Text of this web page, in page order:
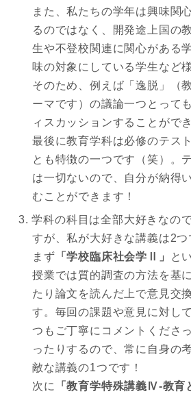
また、私たちの学年は興味関
るのではなく、開発途上国の
生や不登校関連に関心がある
味の対象にしている学生など
そのため、例えば「逸脱」（
ーマです）の議論一つとって
ィスカッションすることがで
最後に教育学科は必修のテス
とも特徴の一つです（笑）。
は一切ないので、自分が納得
むことができます！
学科の科目は全部大好きなの
すが、私が大好きな講義は2つ
まず 「学校臨床社会学Ⅱ」
と
授業では質的調査の方法を基
たり論文を読んだ上で意見交
す。毎回の課題や意見に対し
つもご丁寧にコメントくださ
ったりするので、常に自身の
敵な講義の1つです！
次に
「教育学特殊講義Ⅳ-教育